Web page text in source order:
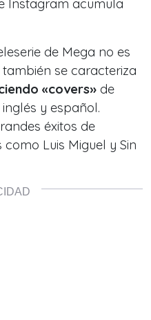
Instagram acumula
de Mega no es
se caracteriza
«covers» de
y español.
éxitos de
Luis Miguel y Sin